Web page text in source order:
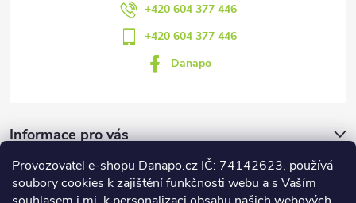
Provozovatel e-shopu Danapo.cz IČ: 74142623, používá
soubory cookies k zajištění funkčnosti webu a s Vaším
+420 604 377 446
+420 604 377 446
Danapo
Informace pro vás
Dotazník